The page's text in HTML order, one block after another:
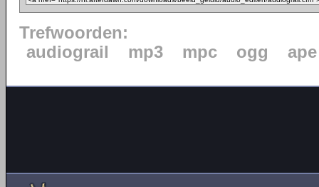
Trefwoorden:
audiograil
mp3 mpc ogg ape